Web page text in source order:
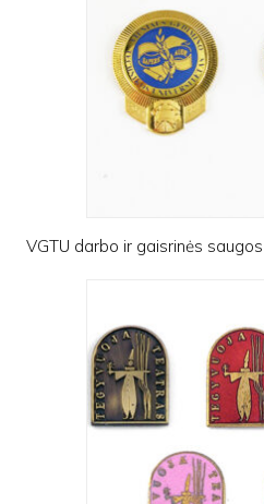
VGTU darbo ir gaisrinės